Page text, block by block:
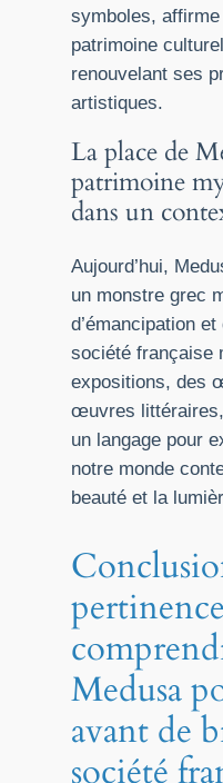
symboles,
patrimoine
renouvelant ses
artistiques.
La place de
patrimoine
dans un
Aujourd’hui,
un monstre grec
d’émancipation
société française
expositions, des
œuvres
un langage pour
notre monde
beauté et la
Medusa
avant de
société